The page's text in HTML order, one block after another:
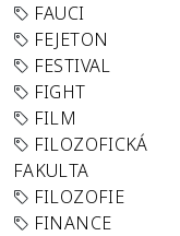
FAUCI
FEJETON
FESTIVAL
FIGHT
FILM
FILOZOFICKÁ
FAKULTA
FILOZOFIE
FINANCE